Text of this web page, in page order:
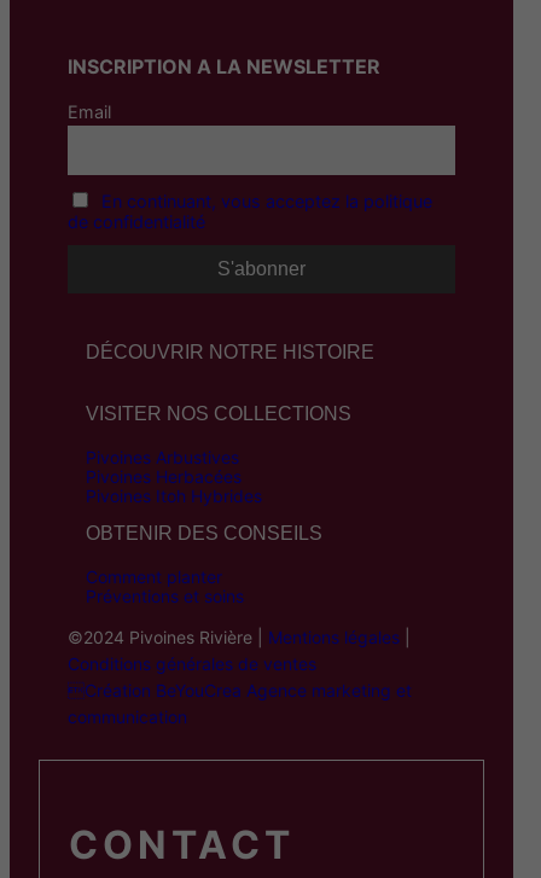
INSCRIPTION A LA NEWSLETTER
Email
En continuant, vous acceptez la politique
de confidentialité
DÉCOUVRIR NOTRE HISTOIRE
VISITER NOS COLLECTIONS
Pivoines Arbustives
Pivoines Herbacées
Pivoines Itoh Hybrides
OBTENIR DES CONSEILS
Comment planter
Préventions et soins
©2024 Pivoines Rivière | Mentions légales
Conditions générales de ventes
Création BeYouCrea Agence marketing et
communication
CONTACT